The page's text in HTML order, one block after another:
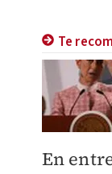
Te
En